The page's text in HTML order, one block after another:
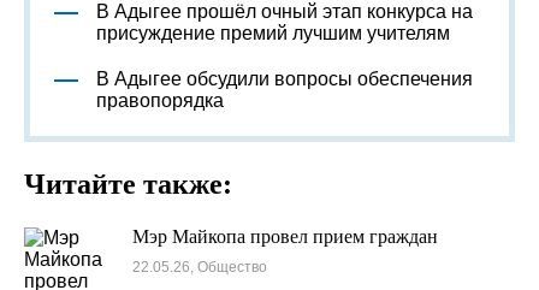
В Адыгее прошёл очный этап конкурса на
присуждение премий лучшим учителям
В Адыгее обсудили вопросы обеспечения
правопорядка
Читайте также:
Мэр Майкопа провел прием граждан
22.05.26, Общество